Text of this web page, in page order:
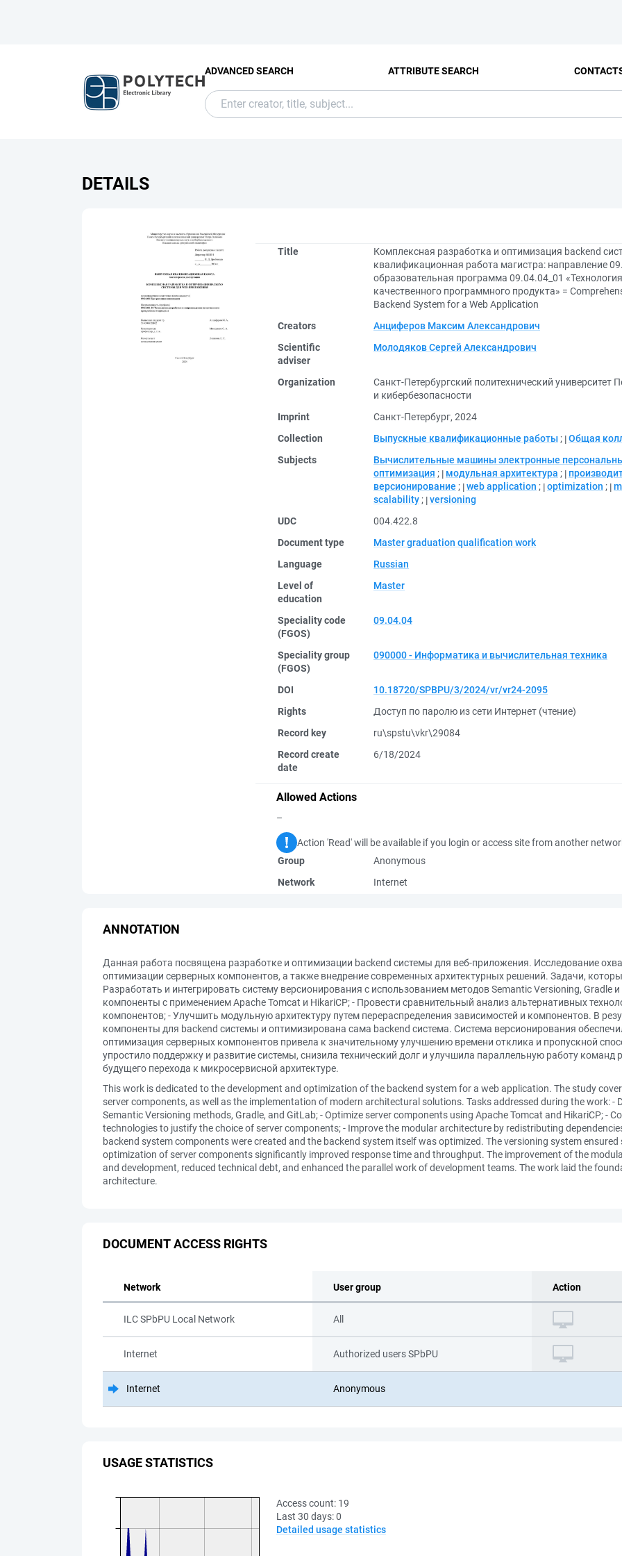
ADVANCED SEARCH ATTRIBUTE SEARCH
DETAILS
Title
Комплексная разработка и оптимизация backend
квалификационная работа магистра: направление
образовательная программа 09.04.04_01
качественного программного продукта» =
Backend System for a Web Application
Creators
Анциферов Максим Александрович
Scientific
adviser
Молодяков Сергей Александрович
Organization
Санкт-Петербургский политехнический
и кибербезопасности
Imprint
Санкт-Петербург, 2024
Collection
Выпускные квалификационные работы ; Общая
Subjects
Вычислительные машины электронные
оптимизация ; модульная архитектура ;
версионирование ; web application ; optimization ;
scalability ; versioning
UDC
004.422.8
Document type
Master graduation qualification work
Language
Russian
Level of
education
Master
Speciality code
(FGOS)
09.04.04
Speciality group
(FGOS)
090000 - Информатика и вычислительная техника
DOI
10.18720/SPBPU/3/2024/vr/vr24-2095
Rights
Доступ по паролю из сети Интернет (чтение)
Record key
ru\spstu\vkr\29084
Record create
date
6/18/2024
Allowed Actions
–
Action 'Read' will be available if you login or access site from another
Group
Anonymous
Network
Internet
ANNOTATION
Данная работа посвящена разработке и оптимизации backend системы для веб-приложения. Исследование
оптимизации серверных компонентов, а также внедрение современных архитектурных решений. Задачи,
Разработать и интегрировать систему версионирования с использованием методов Semantic Versioning, Gradle
компоненты с применением Apache Tomcat и HikariCP; - Провести сравнительный анализ альтернативных
компонентов; - Улучшить модульную архитектуру путем перераспределения зависимостей и компонентов. В
компоненты для backend системы и оптимизирована сама backend система. Система версионирования
оптимизация серверных компонентов привела к значительному улучшению времени отклика и пропускной
упростило поддержку и развитие системы, снизила технический долг и улучшила параллельную работу
будущего перехода к микросервисной архитектуре.
This work is dedicated to the development and optimization of the backend system for a web application. The study
server components, as well as the implementation of modern architectural solutions. Tasks addressed during the work: -
Semantic Versioning methods, Gradle, and GitLab; - Optimize server components using Apache Tomcat and HikariCP; -
technologies to justify the choice of server components; - Improve the modular architecture by redistributing
backend system components were created and the backend system itself was optimized. The versioning system
optimization of server components significantly improved response time and throughput. The improvement of the
and development, reduced technical debt, and enhanced the parallel work of development teams. The work laid the
architecture.
DOCUMENT ACCESS RIGHTS
Network User group Action
ILC SPbPU Local Network All
Internet Authorized users SPbPU
Internet Anonymous
USAGE STATISTICS
Access count: 19
Last 30 days:0
Detailed usage statistics